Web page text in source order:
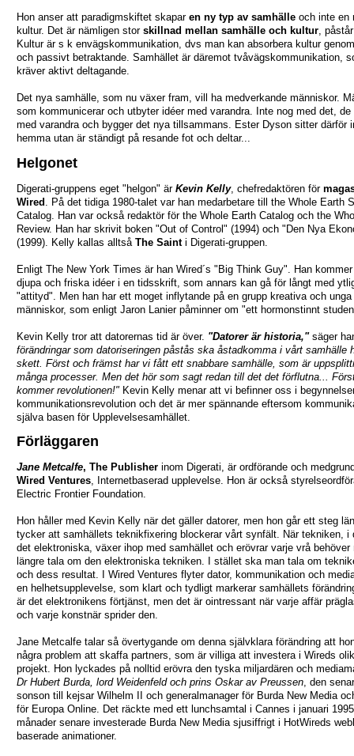
Hon anser att paradigmskiftet skapar en ny typ av samhälle och inte en
kultur. Det är nämligen stor skillnad mellan samhälle och kultur ,
Kultur är s k envägskommunikation, dvs man kan absorbera kultur
och passivt betraktande. Samhället är däremot tvåvägskommunikation,
kräver aktivt deltagande.
Det nya samhälle, som nu växer fram, vill ha medverkande människor.
som kommunicerar och utbyter idéer med varandra. Inte nog med det, de
med varandra och bygger det nya tillsammans. Ester Dyson sitter därför
hemma utan är ständigt på resande fot och deltar...
Helgonet
Digerati-gruppens eget "helgon" är Kevin Kelly, chefredaktören för
Wired . På det tidiga 1980-talet var han medarbetare till the Whole Earth
Catalog. Han var också redaktör för the Whole Earth Catalog och the
Review. Han har skrivit boken "Out of Control" (1994) och "Den Nya
(1999). Kelly kallas alltså The Sainti Digerati-gruppen.
Enligt The New York Times är han Wired´s "Big Think Guy". Han
djupa och friska idéer i en tidsskrift, som annars kan gå för långt med
"attityd". Men han har ett moget inflytande på en grupp kreativa och unga
människor, som enligt Jaron Lanier påminner om "ett hormonstinnt
Kevin Kelly tror att datorernas tid är över. "Datorer är historia,"säger
förändringar som datoriseringen påstås ska åstadkomma i vårt samhälle
skett. Först och främst har vi fått ett snabbare samhälle, som är
många processer. Men det hör som sagt redan till det det förflutna...
kommer revolutionen!" Kevin Kelly menar att vi befinner oss i
kommunikationsrevolution och det är mer spännande eftersom
själva basen för Upplevelsesamhället.
Förläggaren
Jane Metcalfe, The Publisher inom Digerati, är ordförande och
Wired Ventures, Internetbaserad upplevelse. Hon är också
Electric Frontier Foundation.
Hon håller med Kevin Kelly när det gäller datorer, men hon går ett steg
tycker att samhällets teknikfixering blockerar vårt synfält. När tekniken, i
det elektroniska, växer ihop med samhället och erövrar varje vrå behöver
längre tala om den elektroniska tekniken. I stället ska man tala om
och dess resultat. I Wired Ventures flyter dator, kommunikation och
en helhetsupplevelse, som klart och tydligt markerar samhällets
är det elektronikens förtjänst, men det är ointressant när varje affär
och varje konstnär sprider den.
Jane Metcalfe talar så övertygande om denna självklara förändring att
några problem att skaffa partners, som är villiga att investera i Wireds
projekt. Hon lyckades på nolltid erövra den tyska miljardären och
Dr Hubert Burda, lord Weidenfeld och prins Oskar av Preussen, den
sonson till kejsar Wilhelm II och generalmanager för Burda New Media
för Europa Online. Det räckte med ett lunchsamtal i Cannes i januari
månader senare investerade Burda New Media sjusiffrigt i HotWireds
baserade animationer.